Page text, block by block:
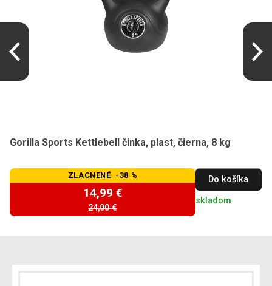
Gorilla Sports Kettlebell činka, plast, čierna, 8 kg
ZLACNENÉ -38 %
14,99 €
24,00 €
Do košíka
skladom